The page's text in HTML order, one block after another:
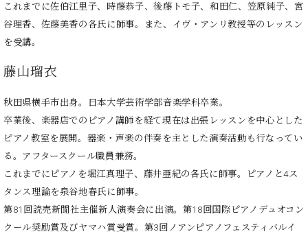
C.BECHSTEIN
Digital(ベ
イ
デ
ジ
タ
ル)
ノ特
選中
古】
ベ
ト
情
報
子
工
房
ブ
これまでに佐伯江里子、時藤恭子、後藤トモ子、和田仁、笠原純子、宮
谷理香、佐藤美香の各氏に師事。また、イヴ・アンリ教授等のレッスン
を受講。
藤山瑠衣
秋田県横手市出身。
日本大学芸術学部音楽学科卒業。
卒業後、楽器店でのピアノ講師を経て現在は出張レッスンを中心とした
ピアノ教室を展開。器楽・声楽の伴奏を主とした演奏活動も行なってい
る。アフタースクール職員兼務。
これまでにピアノを堀江真理子、藤井亜紀の各氏に師事。ピアノと4ス
タンス理論を泉谷地春氏に師事。
第81回読売新聞社主催新人演奏会に出演。第18回国際ピアノデュオコン
クール奨励賞及びヤマハ賞受賞。第3回ノアンピアノフェスティバルイ